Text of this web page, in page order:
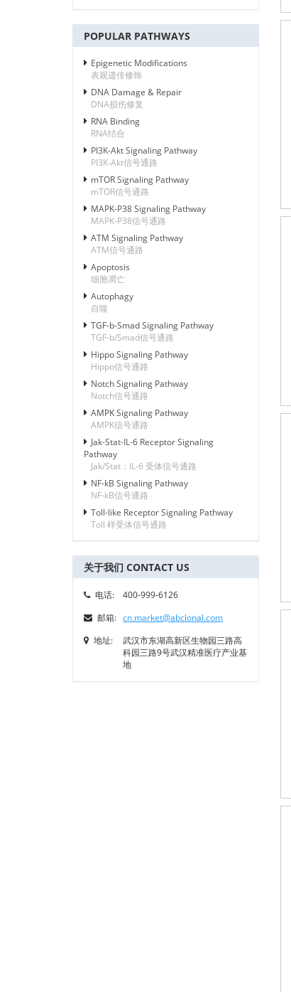
POPULAR PATHWAYS
Epigenetic Modifications
表观遗传修饰
DNA Damage & Repair
DNA损伤修复
RNA Binding
RNA结合
PI3K-Akt Signaling Pathway
PI3K-Akt信号通路
mTOR Signaling Pathway
mTOR信号通路
MAPK-P38 Signaling Pathway
MAPK-P38信号通路
ATM Signaling Pathway
ATM信号通路
Apoptosis
细胞凋亡
Autophagy
自噬
TGF-b-Smad Signaling Pathway
TGF-b/Smad信号通路
Hippo Signaling Pathway
Hippo信号通路
Notch Signaling Pathway
Notch信号通路
AMPK Signaling Pathway
AMPK信号通路
Jak-Stat-IL-6 Receptor Signaling
Pathway
Jak/Stat：IL-6 受体信号通路
NF-kB Signaling Pathway
NF-kB信号通路
Toll-like Receptor Signaling Pathway
Toll 样受体信号通路
关于我们 CONTACT US
电话:
400-999-6126
邮箱: cn.market@abclonal.com
地址:
武汉市东湖高新区生物园三路高
科园三路9号武汉精准医疗产业基
地